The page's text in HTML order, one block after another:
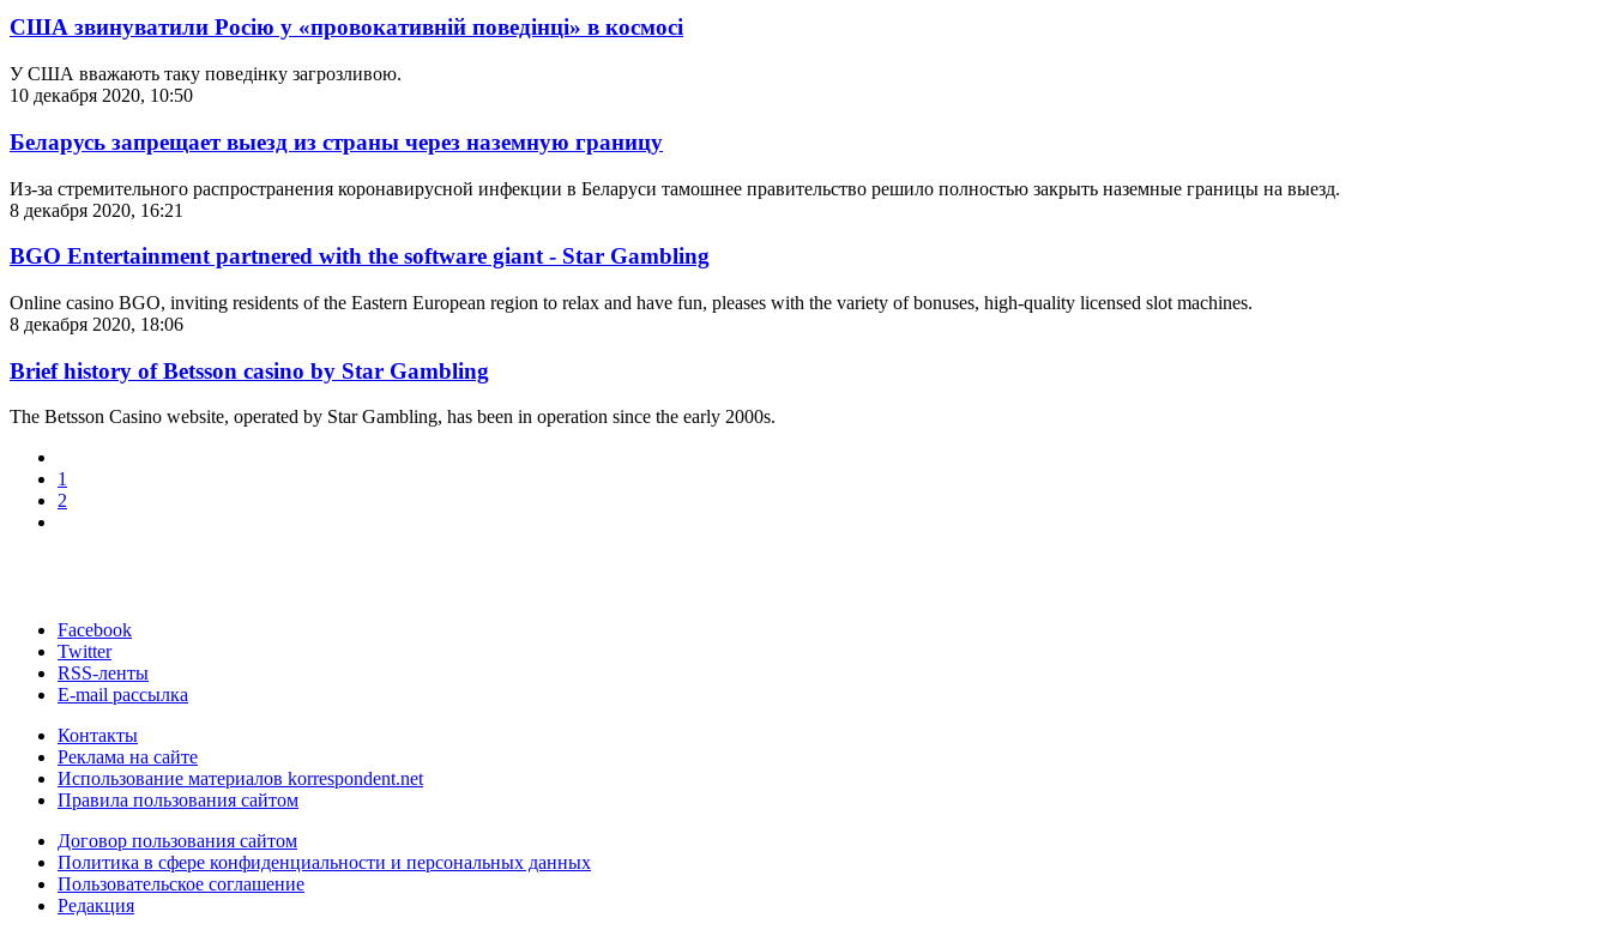
США звинуватили Росію у «провокативній поведінці» в космосі
У США вважають таку поведінку загрозливою.
10 декабря 2020, 10:50
Беларусь запрещает выезд из страны через наземную границу
Из-за стремительного распространения коронавирусной инфекции в Беларуси тамошнее правительство решило полностью закрыть наземные границы на выезд.
8 декабря 2020, 16:21
BGO Entertainment partnered with the software giant - Star Gambling
Online casino BGO, inviting residents of the Eastern European region to relax and have fun, pleases with the variety of bonuses, high-quality licensed slot machines.
8 декабря 2020, 18:06
Brief history of Betsson casino by Star Gambling
The Betsson Casino website, operated by Star Gambling, has been in operation since the early 2000s.
1
2
Facebook
Twitter
RSS-ленты
E-mail рассылка
Контакты
Реклама на сайте
Использование материалов korrespondent.net
Правила пользования сайтом
Договор пользования сайтом
Политика в сфере конфиденциальности и персональных данных
Пользовательское соглашение
Редакция